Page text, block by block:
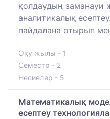
қолдаудың заманауи
аналитикалық
пайдалана отырып
Оқу жылы - 1
Семестр - 2
Несиелер - 5
Математикалық
есептеу